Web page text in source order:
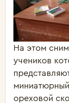
На этом
учеников
ореховой